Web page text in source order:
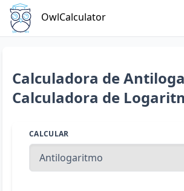
OwlCalculator
Calculadora de
Calculadora de
CALCULAR